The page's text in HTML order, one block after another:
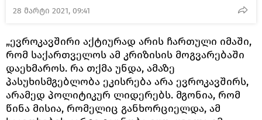
28 მარტი 2021, 09:41
„ევროკავშირი აქტიურად არის ჩართული იმაში,
რომ საქართველოს ამ კრიზისის მოგვარებაში
დაეხმაროს. რა თქმა უნდა, ამაზე
პასუხისმგებლობა ეკისრება არა ევროკავშირს,
არამედ პოლიტიკურ ლიდერებს. მგონია, რომ
წინა მისია, რომელიც განხორციელდა, ამ